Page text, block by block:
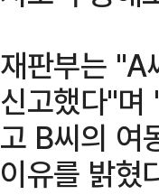
재판부는 "A
신고했다"며
고 B씨의 여
이유를 밝혔